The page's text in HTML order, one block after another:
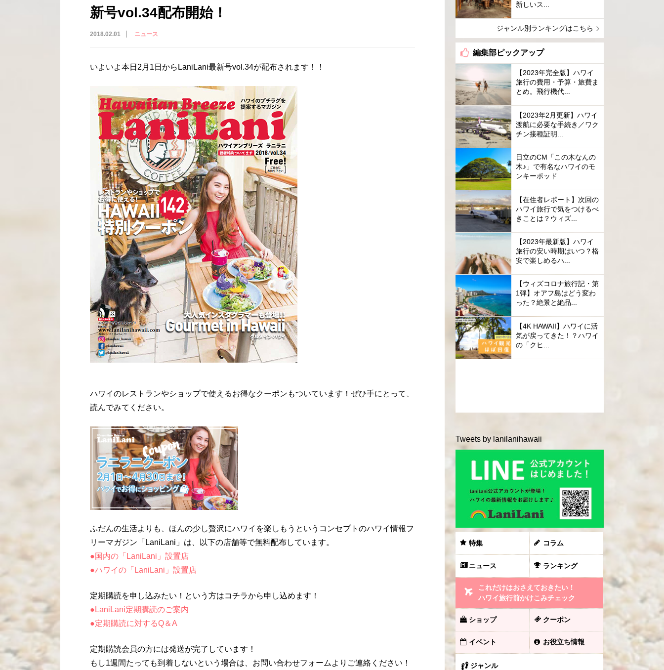
新号vol.34配布開始！
2018.02.01 ニュース
いよいよ本日2月1日からLaniLani最新号vol.34が配布されます！！
ハワイのレストランやショップで使えるお得なクーポンもついています！ぜひ手にとって、
読んでみてください。
ふだんの生活よりも、ほんの少し贅沢にハワイを楽しもうというコンセプトのハワイ情報フ
リーマガジン「LaniLani」は、以下の店舗等で無料配布しています。
●国内の「LaniLani」設置店
●ハワイの「LaniLani」設置店
定期購読を申し込みたい！という方はコチラから申し込めます！
●LaniLani定期購読のご案内
●定期購読に対するQ＆A
定期購読会員の方には発送が完了しています！
もし1週間たっても到着しないという場合は、お問い合わせフォームよりご連絡ください！
新しいス...
ジャンル別ランキングはこちら
編集部ピックアップ
【2023年完全版】ハワイ
旅行の費用・予算・旅費ま
とめ。飛行機代...
【2023年2月更新】ハワイ
渡航に必要な手続き／ワク
チン接種証明...
日立のCM「この木なんの
木♪」で有名なハワイのモ
ンキーポッド
【在住者レポート】次回の
ハワイ旅行で気をつけるべ
きことは？ウィズ...
【2023年最新版】ハワイ
旅行の安い時期はいつ？格
安で楽しめるハ...
【ウィズコロナ旅行記・第
1弾】オアフ島はどう変わ
った？絶景と絶品...
【4K HAWAII】ハワイに活
気が戻ってきた！？ハワイ
の「クヒ...
Tweets by lanilanihawaii
特集 コラム
ニュース ランキング
これだけはおさえておきたい！
ハワイ旅行前かけこみチェック
ショップ クーポン
イベント お役立ち情報
ジャンル